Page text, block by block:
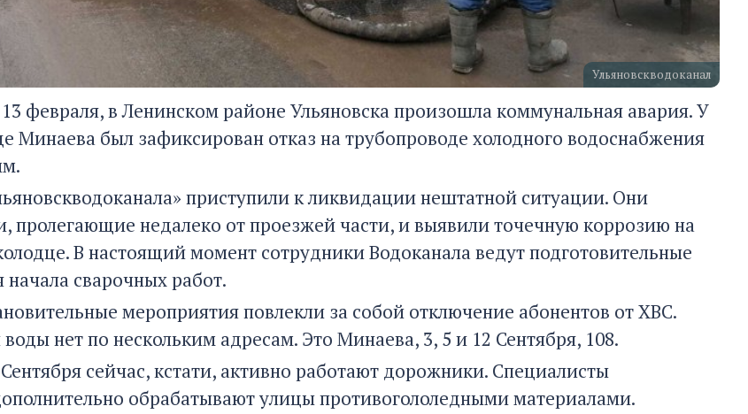
Ульяновскводоканал
февраля, в Ленинском районе Ульяновска произошла коммунальная авария. У
Минаева был зафиксирован отказ на трубопроводе холодного водоснабжения
приступили к ликвидации нештатной ситуации. Они
пролегающие недалеко от проезжей части, и выявили точечную коррозию на
В настоящий момент сотрудники Водоканала ведут подготовительные
сварочных работ.
мероприятия повлекли за собой отключение абонентов от ХВС.
нет по нескольким адресам. Это Минаева, 3, 5 и 12 Сентября, 108.
сейчас, кстати, активно работают дорожники. Специалисты
обрабатывают улицы противогололедными материалами.